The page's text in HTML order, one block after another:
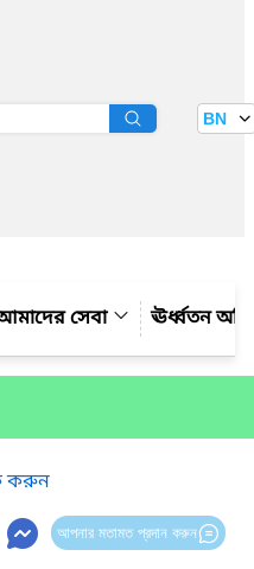
BN
সেবা ঊর্ধ্বতন
করুন
আপনার মতামত প্রদান করুন